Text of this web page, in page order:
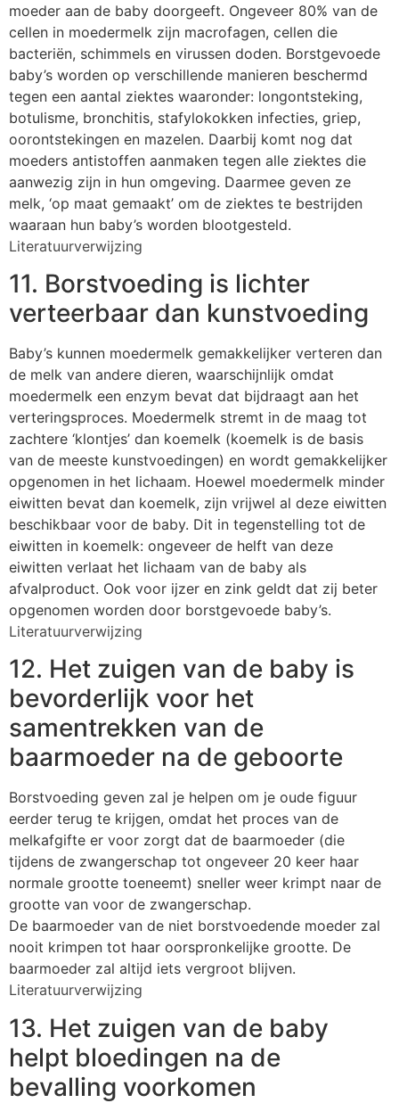
moeder aan de baby doorgeeft. Ongeveer 80% van de
cellen in moedermelk zijn macrofagen, cellen die
bacteriën, schimmels en virussen doden. Borstgevoede
baby’s worden op verschillende manieren beschermd
tegen een aantal ziektes waaronder: longontsteking,
botulisme, bronchitis, stafylokokken infecties, griep,
oorontstekingen en mazelen. Daarbij komt nog dat
moeders antistoffen aanmaken tegen alle ziektes die
aanwezig zijn in hun omgeving. Daarmee geven ze
melk, ‘op maat gemaakt’ om de ziektes te bestrijden
waaraan hun baby’s worden blootgesteld.
Literatuurverwijzing
11. Borstvoeding is lichter
verteerbaar dan kunstvoeding
Baby’s kunnen moedermelk gemakkelijker verteren dan
de melk van andere dieren, waarschijnlijk omdat
moedermelk een enzym bevat dat bijdraagt aan het
verteringsproces. Moedermelk stremt in de maag tot
zachtere ‘klontjes’ dan koemelk (koemelk is de basis
van de meeste kunstvoedingen) en wordt gemakkelijker
opgenomen in het lichaam. Hoewel moedermelk minder
eiwitten bevat dan koemelk, zijn vrijwel al deze eiwitten
beschikbaar voor de baby. Dit in tegenstelling tot de
eiwitten in koemelk: ongeveer de helft van deze
eiwitten verlaat het lichaam van de baby als
afvalproduct. Ook voor ijzer en zink geldt dat zij beter
opgenomen worden door borstgevoede baby’s.
Literatuurverwijzing
12. Het zuigen van de baby is
bevorderlijk voor het
samentrekken van de
baarmoeder na de geboorte
Borstvoeding geven zal je helpen om je oude figuur
eerder terug te krijgen, omdat het proces van de
melkafgifte er voor zorgt dat de baarmoeder (die
tijdens de zwangerschap tot ongeveer 20 keer haar
normale grootte toeneemt) sneller weer krimpt naar de
grootte van voor de zwangerschap.
De baarmoeder van de niet borstvoedende moeder zal
nooit krimpen tot haar oorspronkelijke grootte. De
baarmoeder zal altijd iets vergroot blijven.
Literatuurverwijzing
13. Het zuigen van de baby
helpt bloedingen na de
bevalling voorkomen